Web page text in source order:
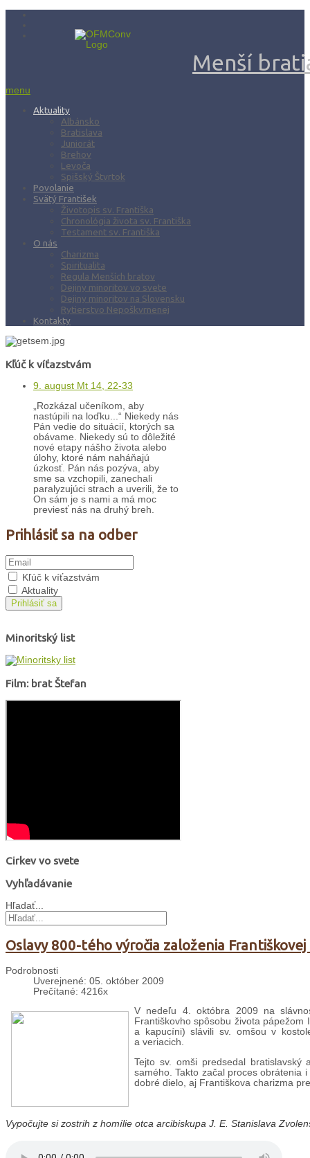
Menší
menu
Aktuality
Albánsko
Bratislava
Juniorát
Brehov
Levoča
Spišský Štvrtok
Povolanie
Svätý František
Životopis sv. Františka
Chronológia života sv. Františka
Testament sv. Františka
O nás
Charizma
Spiritualita
Regula Menších bratov
Dejiny minoritov vo svete
Dejiny minoritov na Slovensku
Rytierstvo Nepoškvrnenej
Kontakty
Kľúč k víťazstvám
9. august Mt 14, 22-33
„Rozkázal učeníkom, aby
nastúpili na loďku...“ Niekedy nás
Pán vedie do situácií, ktorých sa
obávame. Niekedy sú to dôležité
nové etapy nášho života alebo
úlohy, ktoré nám naháňajú
úzkosť. Pán nás pozýva, aby
sme sa vzchopili, zanechali
paralyzujúci strach a uverili, že to
On sám je s nami a má moc
previesť nás na druhý breh.
Prihlásiť sa na odber
Kľúč k víťazstvám
Aktuality
Prihlásiť sa
Minoritský list
Film: brat Štefan
Cirkev vo svete
Vyhľadávanie
Hľadať...
Oslavy 800-tého výročia založenia Františkovej
Podrobnosti
Uverejnené: 05. október 2009
Prečítané: 4216x
V nedeľu 4. októbra 2009 na
Františkovho spôsobu života
a kapucíni) slávili sv. omšou v
a veriacich.
Tejto sv. omši predsedal
samého. Takto začal proces obrátenia
dobré dielo, aj Františkova charizma
Vypočujte si zostrih z homílie otca arcibiskupa J. E. Stanislava